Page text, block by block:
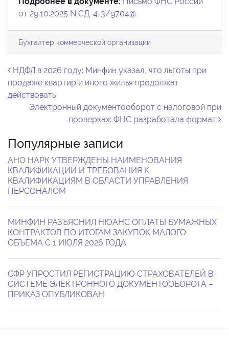
от 29.10.2025 N СД-4-3/9704@
Бухгалтер коммерческой организации
Навигация по записям
НДФЛ в 2026 году: Минфин указал, что льготы при
продаже квартир и иного жилья продолжат
действовать
Электронный документооборот с налоговой при
проверках: ФНС разработала формат
Популярные записи
АНО НАРК УТВЕРЖДЕНЫ НАИМЕНОВАНИЯ
КВАЛИФИКАЦИЙ И ТРЕБОВАНИЯ К
КВАЛИФИКАЦИЯМ В ОБЛАСТИ УПРАВЛЕНИЯ
ПЕРСОНАЛОМ
МИНФИН РАЗЪЯСНИЛ НЮАНС ОПЛАТЫ БУМАЖНЫХ
КОНТРАКТОВ ПО ИТОГАМ ЗАКУПОК МАЛОГО
ОБЪЕМА С 1 ИЮЛЯ 2026 ГОДА
СФР УПРОСТИЛ РЕГИСТРАЦИЮ СТРАХОВАТЕЛЕЙ В
СИСТЕМЕ ЭЛЕКТРОННОГО ДОКУМЕНТООБОРОТА –
ПРИКАЗ ОПУБЛИКОВАН